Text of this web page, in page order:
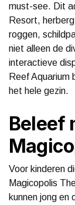
must-see. Dit
Resort,
roggen,
niet alleen de
interactieve
Reef Aquarium
het hele gezin.
Beleef
Voor kinderen
Magicopolis
kunnen jong en